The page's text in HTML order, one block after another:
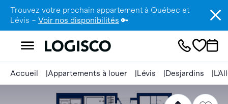
Trouvez votre prochain appartement à Québec et
Lévis – Voir nos disponibilités 🔑
Accueil Appartements à louer Lévis Desjardins